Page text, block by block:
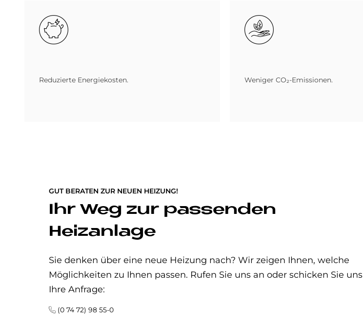
Bild
Reduzierte Energiekosten.
Bild
Weniger CO₂-Emissionen.
GUT BERATEN ZUR NEUEN HEIZUNG!
Ihr Weg zur passenden
Heizanlage
Sie denken über eine neue Heizung nach? Wir zeigen Ihnen, welche
Möglichkeiten zu Ihnen passen. Rufen Sie uns an oder schicken Sie uns
Ihre Anfrage:
(0 74 72) 98 55-0